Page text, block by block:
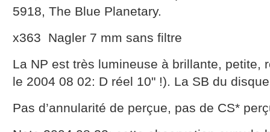
5918, The Blue Planetary.
x363 Nagler 7 mm sans filtre
La NP est très lumineuse à brillante, petite,
le 2004 08 02: D réel 10" !). La SB du
Pas d’annularité de perçue, pas de CS*